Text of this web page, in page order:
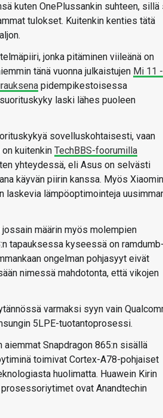
kuten OnePlussankin suhteen, sillä
tulokset. Kuitenkin kenties tätä
jonka pitäminen viileänä on
tänä vuonna julkaistujen Mi 11 -
pidempikestoisessa
laski lähes puoleen
sovelluskohtaisesti, vaan
kuitenkin TechBBS-foorumilla
yhteydessä, eli Asus on selvästi
käyvän piirin kanssa. Myös
laskevia lämpöoptimointeja
määrin myös molempien
tapauksessa kyseessä on ramdumb-
ongelman pohjasyyt eivät
nimessä mahdotonta, että vikojen
varmaksi syyn vain
5LPE-tuotantoprosessi.
Snapdragon 865:n sisällä
toimivat Cortex-A78-pohjaiset
huolimatta. Huawein Kirin
ovat Anandtechin